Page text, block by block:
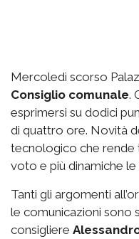
Mercoledì scorso
Consiglio comunale.
esprimersi su dodici
di quattro ore. Novità
tecnologico che rende
voto e più dinamiche
Tanti gli argomenti
le comunicazioni sono
consigliere